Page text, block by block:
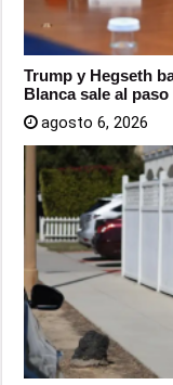
Trump y Hegseth
Blanca sale al paso
agosto 6, 2026